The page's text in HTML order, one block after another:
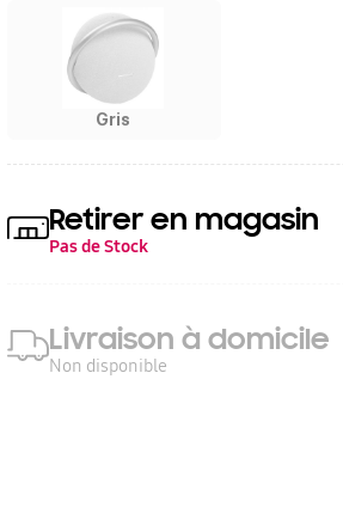
Gris
Retirer en magasin
Pas de Stock
Livraison à domicile
Non disponible